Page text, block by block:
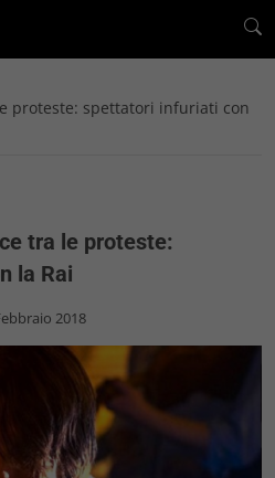
proteste: spettatori infuriati con
tra le proteste:
la Rai
2018